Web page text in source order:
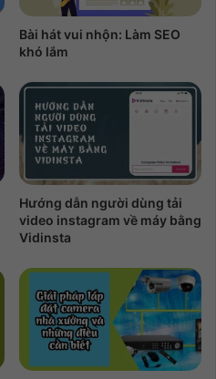
Bài hát vui nhộn: Làm SEO
khó lắm
Hướng dẫn người dùng tải
video instagram về máy bằng
Vidinsta